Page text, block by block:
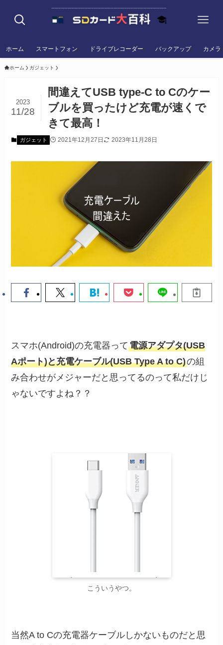
ホーム スマートフォン ドライブレコーダー バックアップ カメラ
ホーム ガジェット
間違えてUSB type-C to Cのケー
ブルを買ったけど充電が速くで
きて最高！
2023
11/28
ガジェット 2021年12月27日 2023年11月28日
スマホ(Android)の充電器って電源アダプタ(USB
Aポート)と充電ケーブル(USB Type A to C)の組
み合わせがメジャーだと思ってるのって私だけじ
ゃないですよね？？
こういうやつ。
当然A to Cの充電器ケーブルしかないものだと思